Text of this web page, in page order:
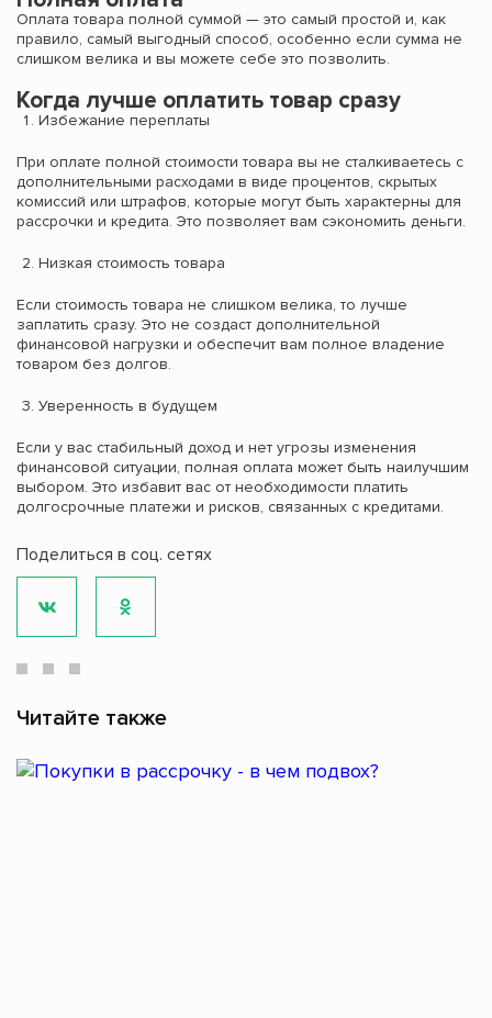
Оплата товара полной суммой — это самый простой и, как
правило, самый выгодный способ, особенно если сумма не
слишком велика и вы можете себе это позволить.
Когда лучше оплатить товар сразу
Избежание переплаты
При оплате полной стоимости товара вы не сталкиваетесь с
дополнительными расходами в виде процентов, скрытых
комиссий или штрафов, которые могут быть характерны для
рассрочки и кредита. Это позволяет вам сэкономить деньги.
Низкая стоимость товара
Если стоимость товара не слишком велика, то лучше
заплатить сразу. Это не создаст дополнительной
финансовой нагрузки и обеспечит вам полное владение
товаром без долгов.
Уверенность в будущем
Если у вас стабильный доход и нет угрозы изменения
финансовой ситуации, полная оплата может быть наилучшим
выбором. Это избавит вас от необходимости платить
долгосрочные платежи и рисков, связанных с кредитами.
Поделиться в соц. сетях
Читайте также